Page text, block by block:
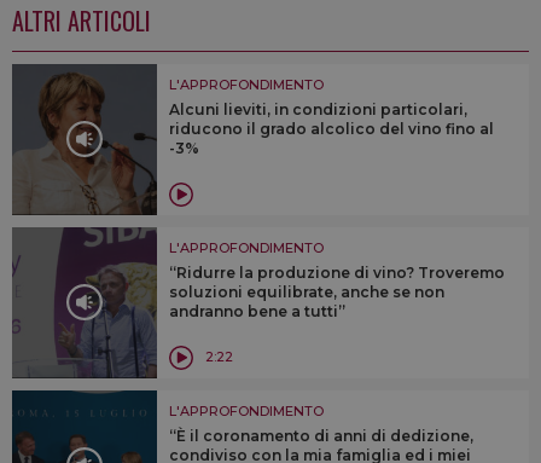
ALTRI ARTICOLI
L'APPROFONDIMENTO
Alcuni lieviti, in condizioni particolari,
riducono il grado alcolico del vino fino al
-3%
L'APPROFONDIMENTO
“Ridurre la produzione di vino? Troveremo
soluzioni equilibrate, anche se non
andranno bene a tutti”
2:22
L'APPROFONDIMENTO
“È il coronamento di anni di dedizione,
condiviso con la mia famiglia ed i miei